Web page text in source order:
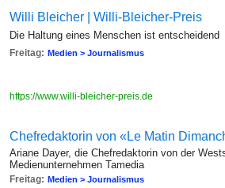
Willi Bleicher | Willi-Bleicher-Preis
Die Haltung eines Menschen ist entscheidend
Freitag: Medien > Journalismus
https://www.willi-bleicher-preis.de
Chefredaktorin von «Le Matin
Ariane Dayer, die Chefredaktorin von der
Medienunternehmen Tamedia
Freitag: Medien > Journalismus